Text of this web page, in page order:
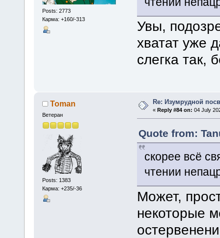
Posts: 2773
Карма: +160/-313
Увы,
хватат уже
слегка так,
Toman
Ветеран
Posts: 1383
Карма: +235/-36
Re: Изумрудной
« Reply #84 on: 04 July
Quote from:
скорее всё
чтении
Может,
некоторые